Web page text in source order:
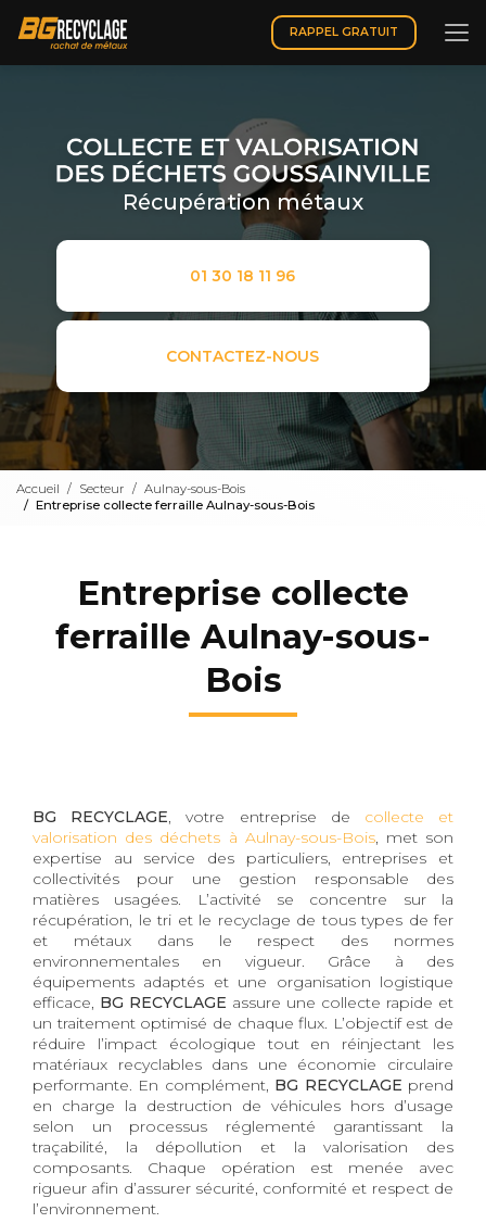
contenu
principal
RAPPEL GRATUIT
Récupération métaux
01 30 18 11 96
CONTACTEZ-NOUS
Accueil Secteur
Aulnay-sous-Bois
Entreprise collecte ferraille Aulnay-sous-Bois
Entreprise collecte
ferraille Aulnay-sous-
Bois
BG RECYCLAGE, votre entreprise de collecte et
valorisation des déchets à Aulnay-sous-Bois, met son
expertise au service des particuliers, entreprises et
collectivités pour une gestion responsable des
matières usagées. L’activité se concentre sur la
récupération, le tri et le recyclage de tous types de fer
et métaux dans le respect des normes
environnementales en vigueur. Grâce à des
équipements adaptés et une organisation logistique
efficace, BG RECYCLAGE assure une collecte rapide et
un traitement optimisé de chaque flux. L’objectif est de
réduire l’impact écologique tout en réinjectant les
matériaux recyclables dans une économie circulaire
performante. En complément, BG RECYCLAGE prend
en charge la destruction de véhicules hors d’usage
selon un processus réglementé garantissant la
traçabilité, la dépollution et la valorisation des
composants. Chaque opération est menée avec
rigueur afin d’assurer sécurité, conformité et respect de
l’environnement.